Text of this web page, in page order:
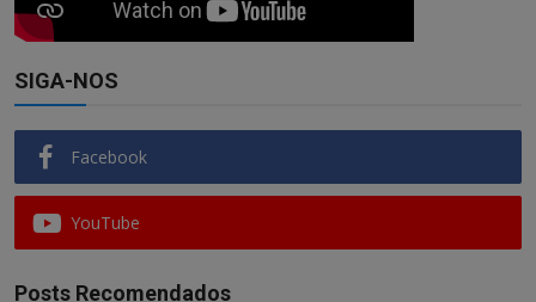
SIGA-NOS
Facebook
YouTube
Posts Recomendados